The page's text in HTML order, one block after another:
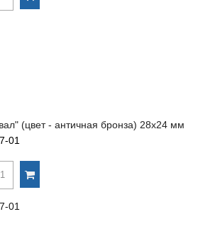
(цвет - античная бронза) 28х24 мм
01
01